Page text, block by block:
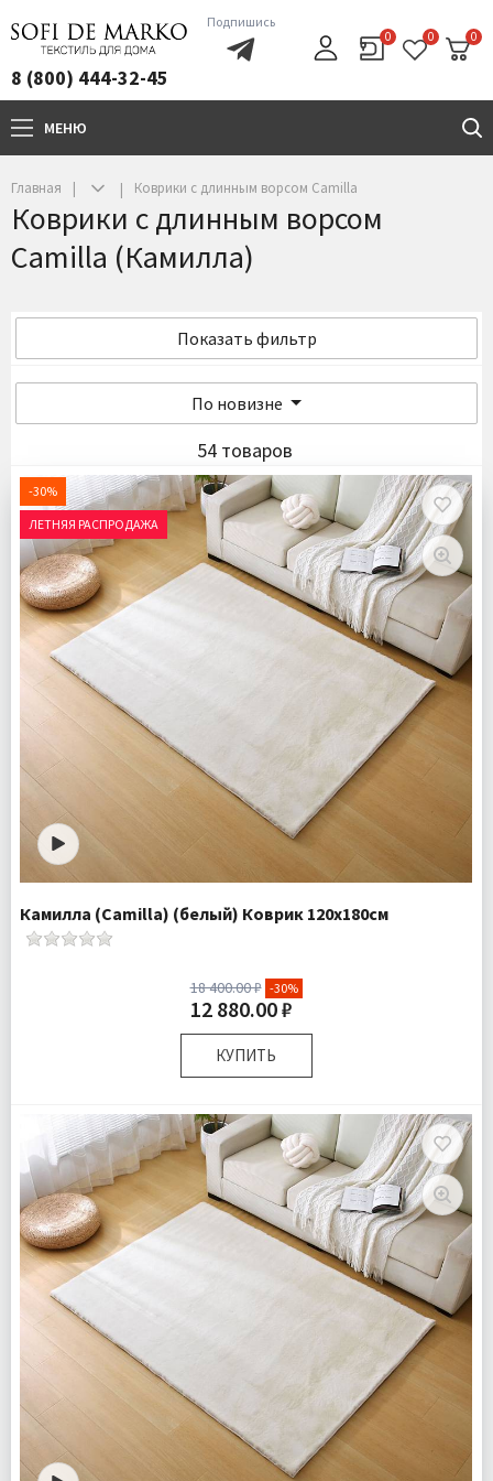
8 (800) 444-32-45
Подпишись
0 0 0
МЕНЮ
+7(800)444-32-45
Главная Коврики с длинным ворсом Camilla
Коврики с длинным ворсом
Camilla (Камилла)
Показать фильтр
По новизне
54 товаров
-30%
ЛЕТНЯЯ РАСПРОДАЖА
Камилла (Camilla) (белый) Коврик 120х180см
18 400.00 ₽ -30%
12 880.00 ₽
КУПИТЬ
Плотность:
2050 гр/м
Комплектация:
Коврик 1 шт
Ткань:
Искусcтвенный мех
Доставка:
Бесплатно